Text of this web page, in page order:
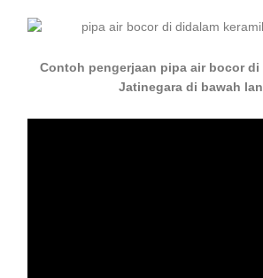
Contoh pengerjaan pipa air bocor di
Jatinegara di bawah